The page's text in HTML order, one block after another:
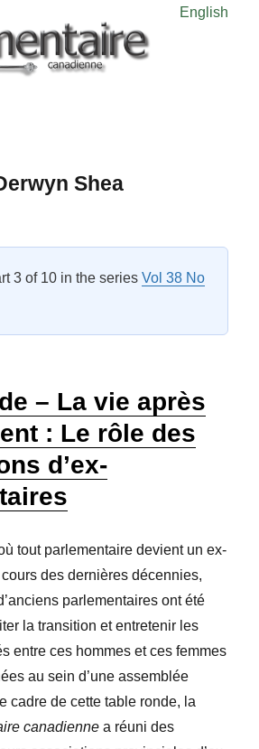
English
Shea
3 of 10 in the seriesVol 38 No
– La vie après
: Le rôle des
d’ex-
tout parlementaire devient un ex-
des dernières décennies,
parlementaires ont été
la transition et entretenir les
entre ces hommes et ces femmes
au sein d’une assemblée
cadre de cette table ronde, la
canadienne a réuni des